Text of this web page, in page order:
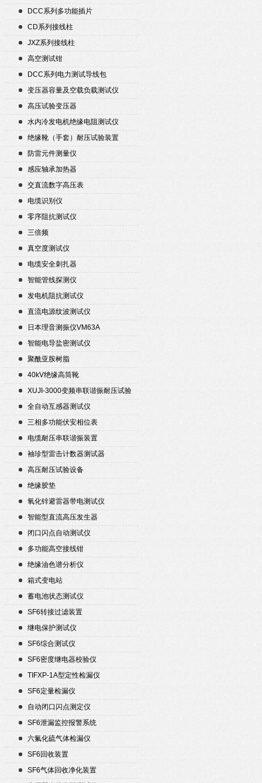
DCC系列多功能插片
CD系列接线柱
JXZ系列接线柱
高空测试钳
DCC系列电力测试导线包
变压器容量及空载负载测试仪
高压试验变压器
水内冷发电机绝缘电阻测试仪
绝缘靴（手套）耐压试验装置
防雷元件测量仪
感应轴承加热器
交直流数字高压表
电缆识别仪
零序阻抗测试仪
三倍频
真空度测试仪
电缆安全刺扎器
智能管线探测仪
发电机阻抗测试仪
直流电源纹波测试仪
日本理音测振仪VM63A
智能电导盐密测试仪
聚酰亚胺树脂
40kV绝缘高筒靴
XUJI-3000变频串联谐振耐压试验
装置
全自动互感器测试仪
三相多功能伏安相位表
电缆耐压串联谐振装置
袖珍型雷击计数器测试器
高压耐压试验设备
绝缘胶垫
氧化锌避雷器带电测试仪
智能型直流高压发生器
闭口闪点自动测试仪
多功能高空接线钳
绝缘油色谱分析仪
箱式变电站
蓄电池状态测试仪
SF6转接过滤装置
继电保护测试仪
SF6综合测试仪
SF6密度继电器校验仪
TIFXP-1A型定性检漏仪
SF6定量检漏仪
自动闭口闪点测定仪
SF6泄漏监控报警系统
六氟化硫气体检漏仪
SF6回收装置
SF6气体回收净化装置